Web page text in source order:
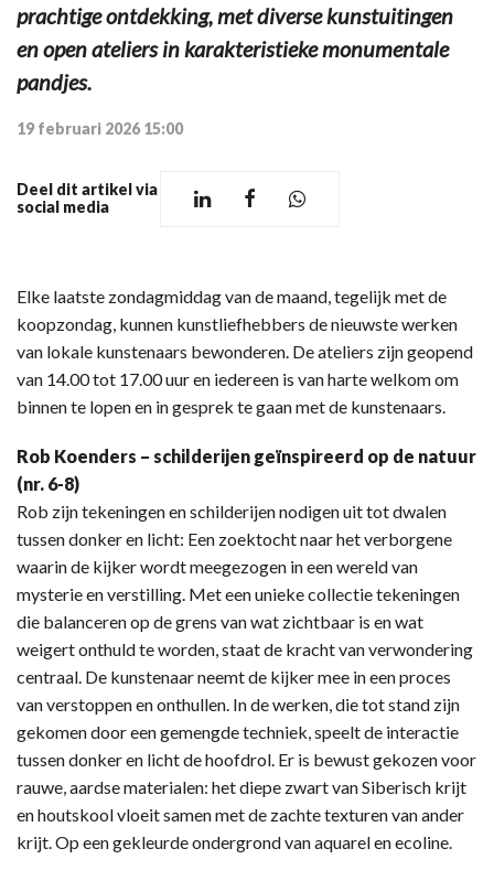
prachtige ontdekking, met diverse kunstuitingen
en open ateliers in karakteristieke monumentale
pandjes.
19 februari 2026 15:00
Deel dit artikel via
social media
Elke laatste zondagmiddag van de maand, tegelijk met de
koopzondag, kunnen kunstliefhebbers de nieuwste werken
van lokale kunstenaars bewonderen. De ateliers zijn geopend
van 14.00 tot 17.00 uur en iedereen is van harte welkom om
binnen te lopen en in gesprek te gaan met de kunstenaars.
Rob Koenders – schilderijen geïnspireerd op de natuur
(nr. 6-8)
Rob zijn tekeningen en schilderijen nodigen uit tot dwalen
tussen donker en licht: Een zoektocht naar het verborgene
waarin de kijker wordt meegezogen in een wereld van
mysterie en verstilling. Met een unieke collectie tekeningen
die balanceren op de grens van wat zichtbaar is en wat
weigert onthuld te worden, staat de kracht van verwondering
centraal. De kunstenaar neemt de kijker mee in een proces
van verstoppen en onthullen. In de werken, die tot stand zijn
gekomen door een gemengde techniek, speelt de interactie
tussen donker en licht de hoofdrol. Er is bewust gekozen voor
rauwe, aardse materialen: het diepe zwart van Siberisch krijt
en houtskool vloeit samen met de zachte texturen van ander
krijt. Op een gekleurde ondergrond van aquarel en ecoline.